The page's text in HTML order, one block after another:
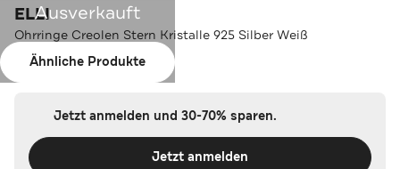
Ausverkauft
Ähnliche Produkte
ELLI
Ohrringe Creolen Stern Kristalle 925 Silber Weiß
Farbe:Weiß
Jetzt anmelden und 30-70% sparen.
Jetzt anmelden